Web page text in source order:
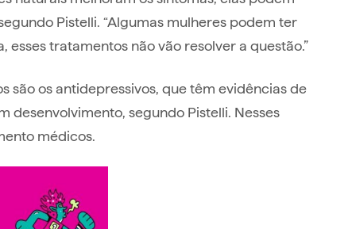
Pistelli. “Algumas mulheres podem ter
tratamentos não vão resolver a questão.”
os antidepressivos, que têm evidências de
desenvolvimento, segundo Pistelli. Nesses
médicos.